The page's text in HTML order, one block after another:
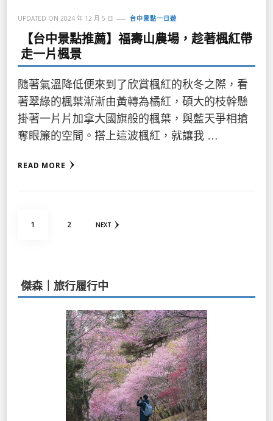
UPDATED ON 2024 年 12 月 5 日 台中景點一日遊
【台中景點推薦】福壽山農場，趁著楓紅帶
走一片楓景
隨著氣溫降低便來到了欣賞楓紅的秋冬之際，看
著翠綠的楓葉漸漸由黃轉為橘紅，碩大的枝幹懸
掛著一片片加拿大國旗般的楓葉，與藍天爭相搶
奪眼簾的空間。搭上這波楓紅，就讓我 …
READ MORE
PAGE
1 PAGE
2 NEXT
傑森｜旅行履行中